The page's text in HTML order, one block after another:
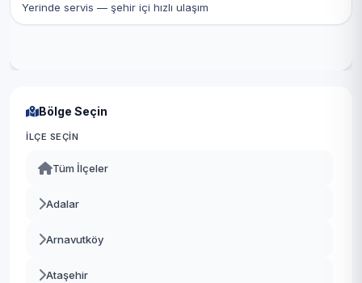
Yerinde servis — şehir içi hızlı ulaşım
Bölge Seçin
İLÇE SEÇIN
Tüm İlçeler
Adalar
Arnavutköy
Ataşehir